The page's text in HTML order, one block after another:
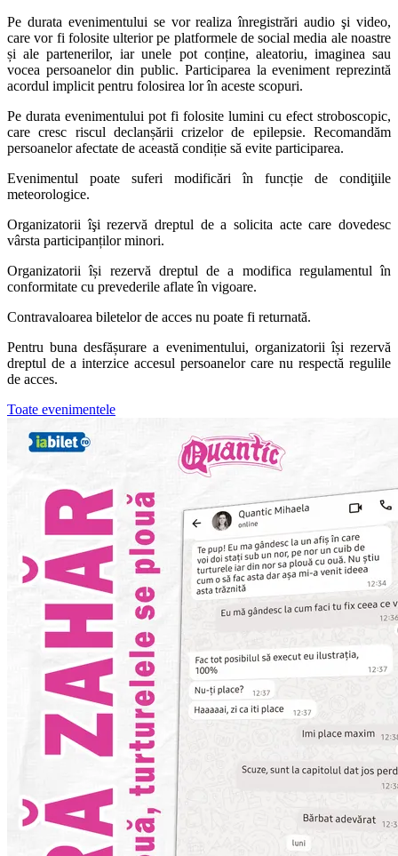
Pe durata evenimentului se vor realiza înregistrări audio şi video,
care vor fi folosite ulterior pe platformele de social media ale noastre
și ale partenerilor, iar unele pot conține, aleatoriu, imaginea sau
vocea persoanelor din public. Participarea la eveniment reprezintă
acordul implicit pentru folosirea lor în aceste scopuri.
Pe durata evenimentului pot fi folosite lumini cu efect stroboscopic,
care cresc riscul declanșării crizelor de epilepsie. Recomandăm
persoanelor afectate de această condiție să evite participarea.
Evenimentul poate suferi modificări în funcție de condiţiile
meteorologice.
Organizatorii îşi rezervă dreptul de a solicita acte care dovedesc
vârsta participanților minori.
Organizatorii își rezervă dreptul de a modifica regulamentul în
conformitate cu prevederile aflate în vigoare.
Contravaloarea biletelor de acces nu poate fi returnată.
Pentru buna desfășurare a evenimentului, organizatorii își rezervă
dreptul de a interzice accesul persoanelor care nu respectă regulile
de acces.
Toate evenimentele